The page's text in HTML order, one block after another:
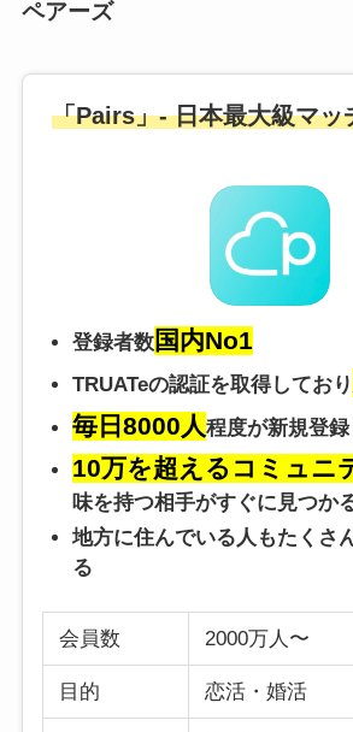
ペアーズ
「Pairs」- 日本最大級マッ
登録者数 国内No1
TRUATeの認証を取得しており
毎日8000人程度が新規登
10万を超えるコミュニ
味を持つ相手がすぐに見つか
地方に住んでいる人もたくさ
る
会員数 2000万人〜
目的 恋活・婚活